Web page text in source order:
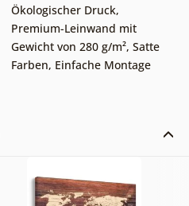
Ökologischer Druck,
Premium-Leinwand mit
Gewicht von 280 g/m², Satte
Farben, Einfache Montage